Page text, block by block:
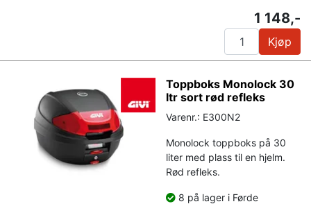
1 148,-
Kjøp
Toppboks Monolock 30
ltr sort rød refleks
Varenr.: E300N2
Monolock toppboks på 30
liter med plass til en hjelm.
Rød refleks.
8 på lager i Førde